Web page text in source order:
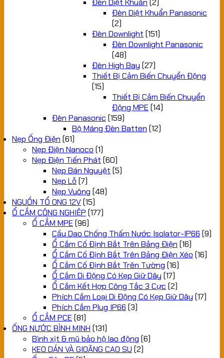
Đèn Diệt Khuẩn (2)
Đèn Diệt Khuẩn Panasonic
(2)
Đèn Downlight (151)
Đèn Downlight Panasonic
(48)
Đèn High Bay (27)
Thiết Bị Cảm Biến Chuyển Động
(15)
Thiết Bị Cảm Biến Chuyển
Động MPE (14)
Đèn Panasonic (159)
Bộ Máng Đèn Batten (12)
Nẹp Ống Điện (61)
Nẹp Điện Nanoco (1)
Nẹp Điện Tiến Phát (60)
Nẹp Bán Nguyệt (5)
Nẹp Lỗ (7)
Nẹp Vuông (48)
NGUỒN TỔ ONG 12V(15)
Ổ CẮM CÔNG NGHIỆP (177)
Ổ CẮM MPE (96)
Cầu Dao Chống Thấm Nước Isolator-IP66 (9)
Ổ Cắm Cố Định Bắt Trên Bảng Điện (16)
Ổ Cắm Cố Định Bắt Trên Bảng Điện Xéo (16)
Ổ Cắm Cố Định Bắt Trên Tường (16)
Ổ Cắm Di Động Có Kẹp Giữ Dây (17)
Ổ Cắm Kết Hợp Công Tắc 3 Cực (2)
Phích Cắm Loại Di Động Có Kẹp Giữ Dây (17)
Phích Cắm Plug IP66 (3)
Ổ CẮM PCE (81)
ỐNG NƯỚC BÌNH MINH (131)
Bình xịt & mũ bảo hộ lao động (6)
KEO DÁN VÀ GIOĂNG CAO SU (2)